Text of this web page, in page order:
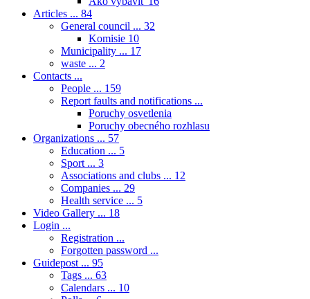
Articles ... 84
General council ... 32
Komisie 10
Municipality ... 17
waste ... 2
Contacts ...
People ... 159
Report faults and notifications ...
Poruchy osvetlenia
Poruchy obecného rozhlasu
Organizations ... 57
Education ... 5
Sport ... 3
Associations and clubs ... 12
Companies ... 29
Health service ... 5
Video Gallery ... 18
Login ...
Registration ...
Forgotten password ...
Guidepost ... 95
Tags ... 63
Calendars ... 10